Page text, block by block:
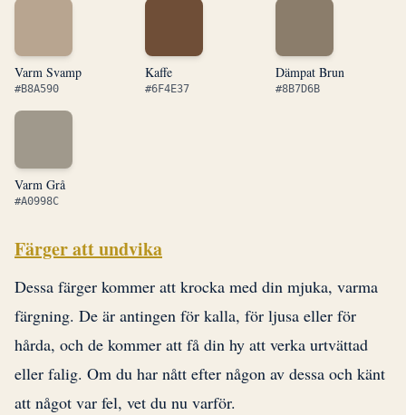
Varm Svamp
#B8A590
Kaffe
#6F4E37
Dämpat Brun
#8B7D6B
Varm Grå
#A0998C
Färger att undvika
Dessa färger kommer att krocka med din mjuka, varma
färgning. De är antingen för kalla, för ljusa eller för
hårda, och de kommer att få din hy att verka urtvättad
eller falig. Om du har nått efter någon av dessa och känt
att något var fel, vet du nu varför.